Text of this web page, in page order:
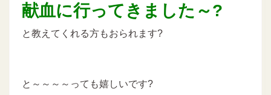
献血に行ってきました～?
と教えてくれる方もおられます?
と～～～～っても嬉しいです?